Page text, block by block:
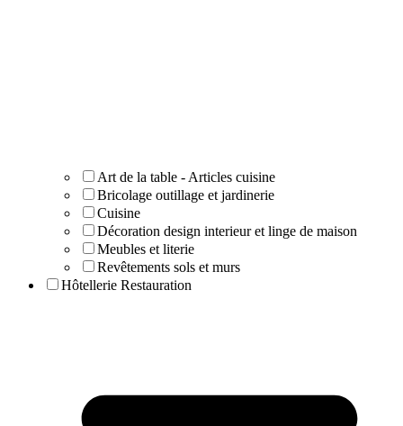
Art de la table - Articles cuisine
Bricolage outillage et jardinerie
Cuisine
Décoration design interieur et linge de maison
Meubles et literie
Revêtements sols et murs
Hôtellerie Restauration